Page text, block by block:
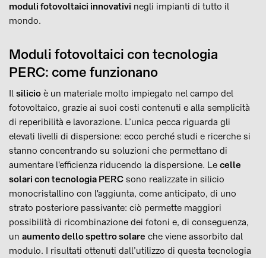
moduli fotovoltaici innovativi negli impianti di tutto il
mondo.
Moduli fotovoltaici con tecnologia
PERC: come funzionano
Il silicio è un materiale molto impiegato nel campo del
fotovoltaico, grazie ai suoi costi contenuti e alla semplicità
di reperibilità e lavorazione. L’unica pecca riguarda gli
elevati livelli di dispersione: ecco perché studi e ricerche si
stanno concentrando su soluzioni che permettano di
aumentare l'efficienza riducendo la dispersione. Le celle
solari con tecnologia PERC sono realizzate in silicio
monocristallino con l'aggiunta, come anticipato, di uno
strato posteriore passivante: ciò permette maggiori
possibilità di ricombinazione dei fotoni e, di conseguenza,
un aumento dello spettro solare che viene assorbito dal
modulo. I risultati ottenuti dall’utilizzo di questa tecnologia